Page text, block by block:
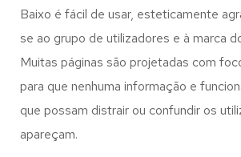
Baixo é fácil de usar, esteticamente
se ao grupo de utilizadores e à marca
Muitas páginas são projetadas com
para que nenhuma informação e
que possam distrair ou confundir os
apareçam.